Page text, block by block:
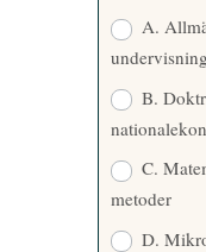
A.
B.
C.
metoder
D.